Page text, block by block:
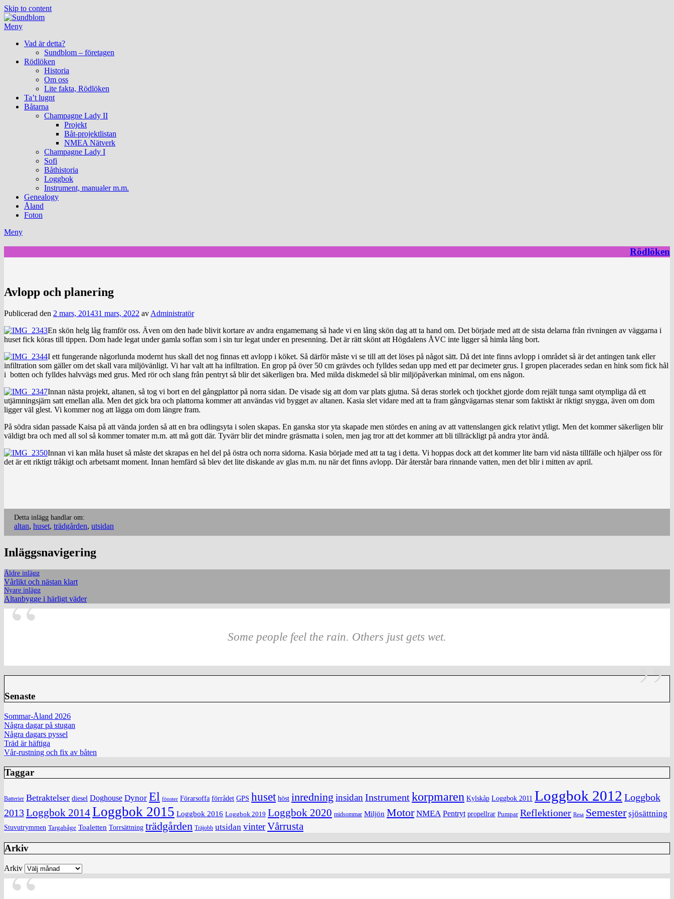
Skip to content
Meny
Vad är detta?
Sundblom – företagen
Rödlöken
Historia
Om oss
Lite fakta, Rödlöken
Ta’t lugnt
Båtarna
Champagne Lady II
Projekt
Båt-projektlistan
NMEA Nätverk
Champagne Lady I
Sofi
Båthistoria
Loggbok
Instrument, manualer m.m.
Genealogy
Åland
Foton
Meny
Rödlöken
Avlopp och planering
Publicerad den 2 mars, 201431 mars, 2022 av Administratör
En skön helg låg framför oss. Även om den hade blivit kortare av andra engamemang så hade vi en lång skön dag att ta hand om. Det började med att de sista delarna från rivningen av väggarna i
huset fick köras till tippen. Dom hade legat under gamla soffan som i sin tur legat under en presenning. Det är rätt skönt att Högdalens ÅVC inte ligger så himla lång bort.
I ett fungerande någorlunda modernt hus skall det nog finnas ett avlopp i köket. Så därför måste vi se till att det löses på något sätt. Då det inte finns avlopp i området så är det antingen tank eller
infiltration som gäller om det skall vara miljövänligt. Vi har valt att ha infiltration. En grop på över 50 cm grävdes och fylldes sedan upp med ett par decimeter grus. I gropen placerades sedan en hink som fick hål
i botten och fylldes halvvägs med grus. Med rör och slang från pentryt så blir det säkerligen bra. Med milda diskmedel så blir miljöpåverkan minimal, om ens någon.
Innan nästa projekt, altanen, så tog vi bort en del gångplattor på norra sidan. De visade sig att dom var plats gjutna. Så deras storlek och tjockhet gjorde dom rejält tunga samt otympliga då ett
utjämningsjärn satt emellan alla. Men det gick bra och plattorna kommer att användas vid bygget av altanen. Kasia slet vidare med att ta fram gångvägarnas stenar som faktiskt är riktigt snygga, även om dom
ligger väl glest. Vi kommer nog att lägga om dom längre fram.
På södra sidan passade Kaisa på att vända jorden så att en bra odlingsyta i solen skapas. En ganska stor yta skapade men stördes en aning av att vattenslangen gick relativt ytligt. Men det kommer säkerligen blir
väldigt bra och med all sol så kommer tomater m.m. att må gott där. Tyvärr blir det mindre gräsmatta i solen, men jag tror att det kommer att bli tillräckligt på andra ytor ändå.
Innan vi kan måla huset så måste det skrapas en hel del på östra och norra sidorna. Kasia började med att ta tag i detta. Vi hoppas dock att det kommer lite barn vid nästa tillfälle och hjälper oss för
det är ett riktigt tråkigt och arbetsamt moment. Innan hemfärd så blev det lite diskande av glas m.m. nu när det finns avlopp. Där återstår bara rinnande vatten, men det blir i mitten av april.
Detta inlägg handlar om:
altan, huset, trädgården, utsidan
Inläggsnavigering
Äldre inlägg
Vårlikt och nästan klart
Nyare inlägg
Altanbygge i härligt väder
Some people feel the rain. Others just gets wet.
Senaste
Sommar-Åland 2026
Några dagar på stugan
Några dagars pyssel
Träd är häftiga
Vår-rustning och fix av båten
Taggar
Batterier Betraktelser diesel Doghouse Dynor El fönster Förarsoffa förrådet GPS huset höst inredning insidan Instrumentkorpmaren Kylskåp Loggbok 2011 Loggbok 2012 Loggbok
2013Loggbok 2014Loggbok 2015 Loggbok 2016 Loggbok 2019 Loggbok 2020 midsommar Miljön Motor NMEA Pentryt propellrar Pumpar Reflektioner Resa Semester sjösättning
Stuvutrymmen Targabåge Toaletten Torrsättning trädgården Träjobb utsidan vinterVårrusta
Arkiv
Arkiv